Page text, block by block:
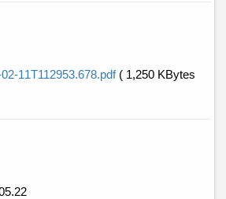
11T112953.678.pdf ( 1,250 KBytes